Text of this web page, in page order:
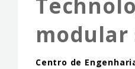
modular
Centro de